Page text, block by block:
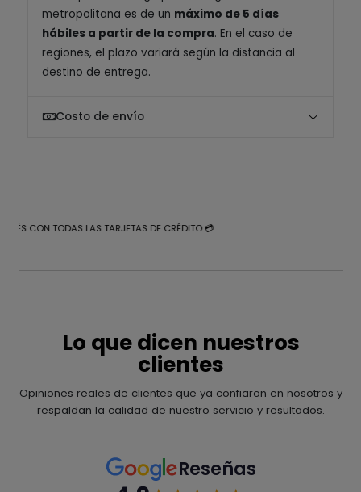
metropolitana es de un máximo de 5 días
hábiles a partir de la compra. En el caso de
regiones, el plazo variará según la distancia al
destino de entrega.
Costo de envío
CON TODAS LAS TARJETAS DE CRÉDITO 💳
Lo que dicen nuestros
clientes
Opiniones reales de clientes que ya confiaron en nosotros y
respaldan la calidad de nuestro servicio y resultados.
Reseñas